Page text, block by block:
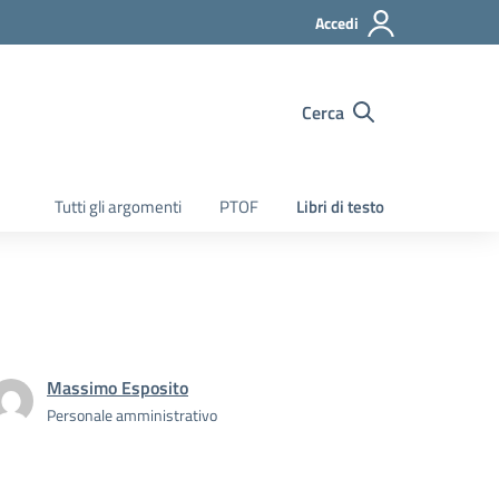
Accedi
Cerca
Tutti gli argomenti PTOF Libri di testo
Massimo Esposito
Personale amministrativo